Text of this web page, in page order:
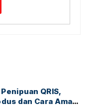
QRIS,
dan Cara Aman